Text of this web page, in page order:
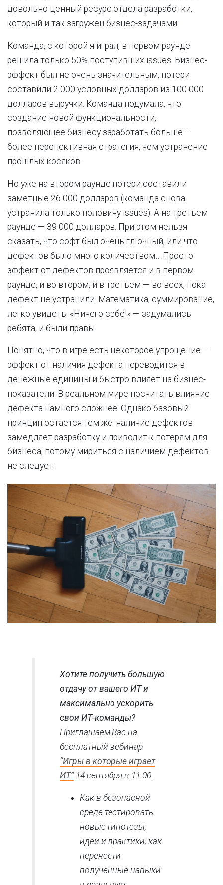
довольно ценный ресурс отдела разработки,
который и так загружен бизнес-задачами.
Команда, с которой я играл, в первом раунде
решила только 50% поступивших issues. Бизнес-
эффект был не очень значительным, потери
составили 2 000 условных долларов из 100 000
долларов выручки. Команда подумала, что
создание новой функциональности,
позволяющее бизнесу заработать больше —
более перспективная стратегия, чем устранение
прошлых косяков.
Но уже на втором раунде потери составили
заметные 26 000 долларов (команда снова
устранила только половину issues). А на третьем
раунде — 39 000 долларов. При этом нельзя
сказать, что софт был очень глючный, или что
дефектов было много количеством… Просто
эффект от дефектов проявляется и в первом
раунде, и во втором, и в третьем — во всех, пока
дефект не устранили. Математика, суммирование,
легко увидеть. «Ничего себе!» — задумались
ребята, и были правы.
Понятно, что в игре есть некоторое упрощение —
эффект от наличия дефекта переводится в
денежные единицы и быстро влияет на бизнес-
показатели. В реальном мире посчитать влияние
дефекта намного сложнее. Однако базовый
принцип остаётся тем же: наличие дефектов
замедляет разработку и приводит к потерям для
бизнеса, потому мириться с наличием дефектов
не следует.
Хотите получить большую
отдачу от вашего ИТ и
максимально ускорить
свои ИТ-команды?
Приглашаем Вас на
бесплатный вебинар
“Игры в которые играет
ИТ”14 сентября в 11:00.
Как в безопасной
среде тестировать
новые гипотезы,
идеи и практики, как
перенести
полученные навыки